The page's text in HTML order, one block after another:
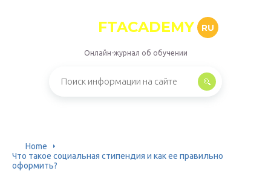
FTACADEMY RU
Онлайн-журнал об обучении
Home
Что такое социальная стипендия и как ее правильно
оформить?